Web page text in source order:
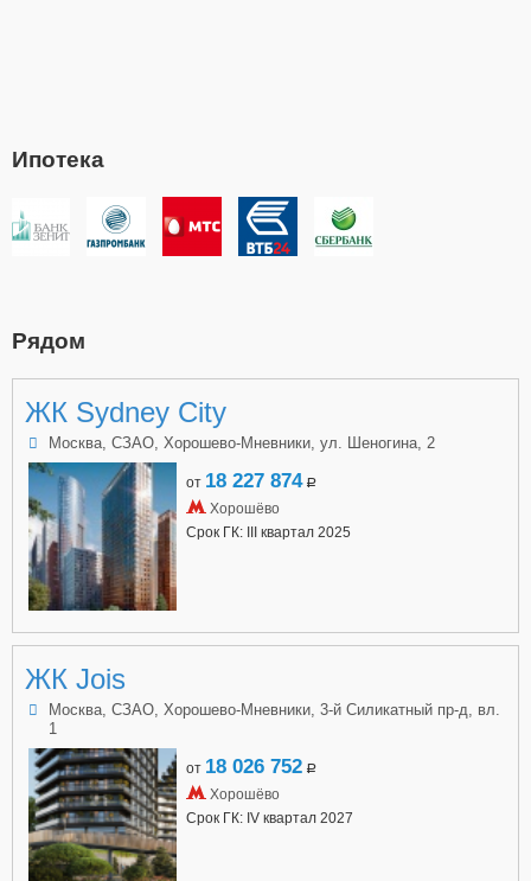
Ипотека
Рядом
ЖК Sydney City
Москва, СЗАО, Хорошево-Мневники, ул. Шеногина, 2
от 18 227 874 a
Хорошёво
Срок ГК: III квартал 2025
ЖК Jois
Москва, СЗАО, Хорошево-Мневники, 3-й Силикатный пр-д, вл.
1
от 18 026 752 a
Хорошёво
Срок ГК: IV квартал 2027